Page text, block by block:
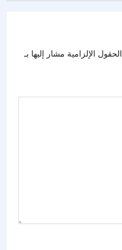
الحقول الإلزامية مشار إليها بـ